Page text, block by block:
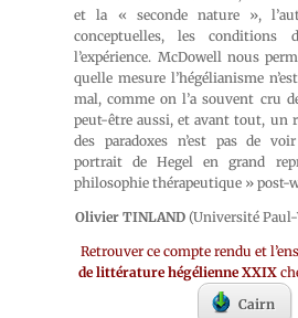
et la « seconde nature »,
conceptuelles, les conditions
l’expérience. McDowell nous
quelle mesure l’hégélianisme
mal, comme on l’a souvent cru
peut-être aussi, et avant tout, un
des paradoxes n’est pas de
portrait de Hegel en grand
philosophie thérapeutique » post-
Olivier TINLAND(Université
Retrouver ce compte rendu et
de littérature hégélienne XXIX
Cairn